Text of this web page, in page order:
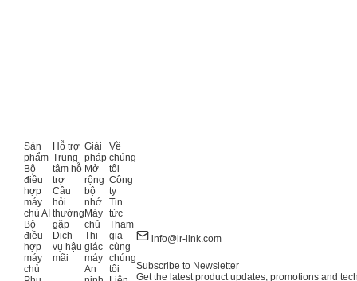
Sản
phẩm
Bộ
điều
hợp
máy
chủ AI
Bộ
điều
hợp
máy
chủ
Hỗ trợ
Trung
tâm hỗ
trợ
Câu
hỏi
thường
gặp
Dịch
vụ hậu
mãi
Giải
pháp
Mở
rộng
bộ
nhớ
Máy
chủ
Thị
giác
máy
An
Về
chúng
tôi
Công
ty
Tin
tức
Tham
gia
cùng
chúng
tôi
info@lr-link.com
Subscribe to Newsletter
Get the latest product updates, promotions and